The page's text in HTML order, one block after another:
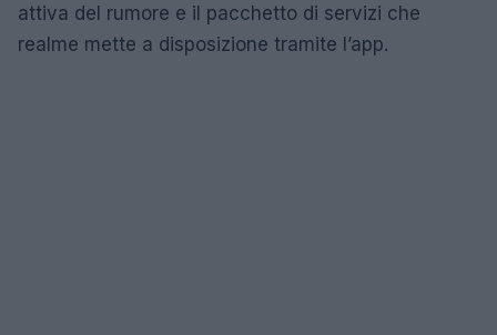
attiva del rumore e il pacchetto di servizi che
realme mette a disposizione tramite l’app.